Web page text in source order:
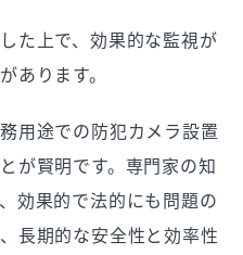
た上で、効果的な監視が
あります。
用途での防犯カメラ設置
が賢明です。専門家の知
効果的で法的にも問題の
長期的な安全性と効率性